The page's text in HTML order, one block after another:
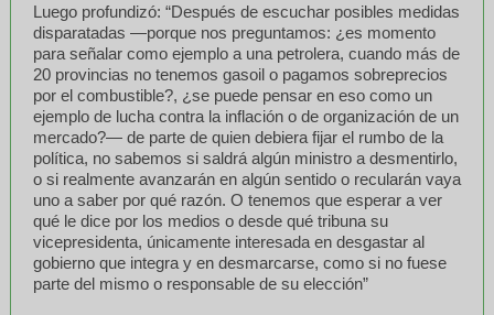
Luego profundizó: “Después de escuchar posibles medidas
disparatadas —porque nos preguntamos: ¿es momento
para señalar como ejemplo a una petrolera, cuando más de
20 provincias no tenemos gasoil o pagamos sobreprecios
por el combustible?, ¿se puede pensar en eso como un
ejemplo de lucha contra la inflación o de organización de un
mercado?— de parte de quien debiera fijar el rumbo de la
política, no sabemos si saldrá algún ministro a desmentirlo,
o si realmente avanzarán en algún sentido o recularán vaya
uno a saber por qué razón. O tenemos que esperar a ver
qué le dice por los medios o desde qué tribuna su
vicepresidenta, únicamente interesada en desgastar al
gobierno que integra y en desmarcarse, como si no fuese
parte del mismo o responsable de su elección”